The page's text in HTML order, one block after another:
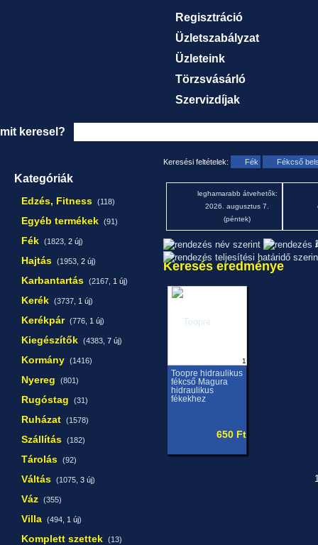
Regisztráció
Üzletszabályzat
Üzleteink
Törzsvásárló
Szervizdíjak
mit keresel?
Kategóriák
Edzés, Fitness (118)
Egyéb termékek (91)
Fék (1823, 2 új)
Hajtás (1953, 2 új)
Karbantartás (2167, 1 új)
Kerék (3737, 1 új)
Kerékpár (776, 1 új)
Kiegészítők (4383, 7 új)
Kormány (1416)
Nyereg (801)
Rugóstag (31)
Ruházat (1578)
Szállítás (182)
Tárolás (92)
Váltás (1075, 3 új)
Váz (355)
Villa (494, 1 új)
Komplett szettek (13)
Keresési feltételek: Fék Fékcső
leghamarabb átvehetők:
2026. augusztus 7.
(péntek)
Keresés eredménye
1
Toopre hidraulikus
fékcső Magura
hidraulikus
fékekhez
650 Ft